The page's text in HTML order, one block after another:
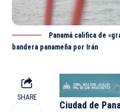
Panamá califica de
bandera panameña por Irán
SHARE
Ciudad de